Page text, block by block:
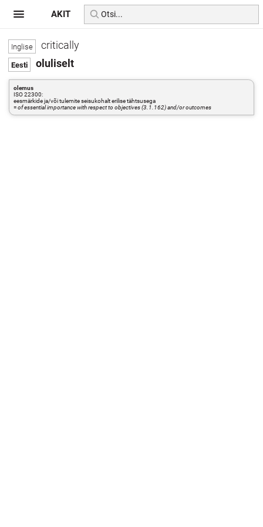
critically
oluliselt
olemus
ISO 22300:
eesmärkide ja/või tulemite seisukohalt erilise tähtsusega
=of essential importance with respect to objectives (3.1.162) and/or outcomes
AKIT